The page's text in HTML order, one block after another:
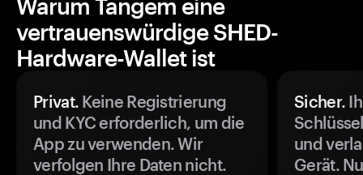
Warum Tangem eine
vertrauenswürdige SHED-
Hardware-Wallet ist
Privat. Keine Registrierung
und KYC erforderlich, um die
App zu verwenden. Wir
verfolgen Ihre Daten nicht.
Sicher.
und
Gerät.